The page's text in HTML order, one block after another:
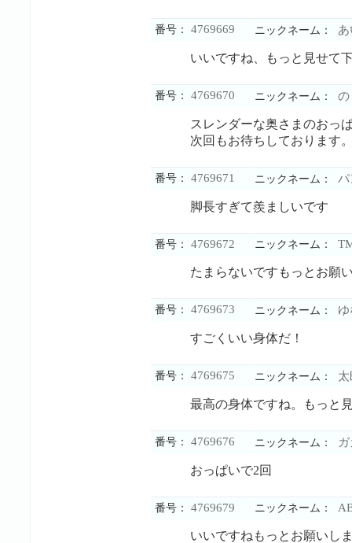
番号： 4769669 ニックネーム：
いいですね、もっと見せて
番号： 4769670 ニックネーム： の
スレンダーな奥さまのおっ
次回もお待ちしております
番号： 4769671 ニックネーム： パ
脚長すぎて羨ましいです
番号： 4769672 ニックネーム：
たまらないですもっとお願
番号： 4769673 ニックネーム：
すごくいい身体だ！
番号： 4769675 ニックネーム：
最高の身体ですね。もっと
番号： 4769676 ニックネーム：
おっぱいで2回
番号： 4769679 ニックネーム：
いいですねもっとお願いし